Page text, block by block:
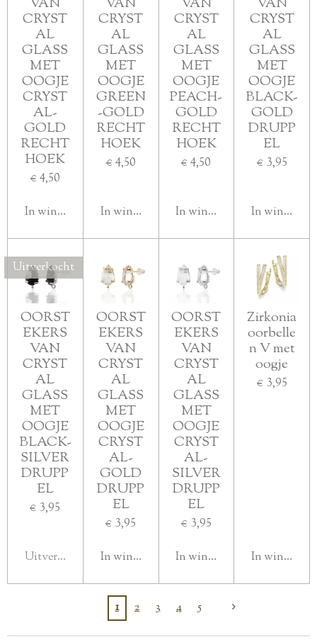
CRYST
AL
GLASS
MET
OOGJE
CRYST
AL-
GOLD
RECHT
HOEK
€ 4,50
In winkelwagen
CRYST
AL
GLASS
MET
OOGJE
GREEN
-GOLD
RECHT
HOEK
€ 4,50
In winkelwagen
CRYST
AL
GLASS
MET
OOGJE
PEACH-
GOLD
RECHT
HOEK
€ 4,50
In winkelwagen
CRYST
AL
GLASS
MET
OOGJE
BLACK-
GOLD
DRUPP
EL
€ 3,95
In
Uitverkocht
OORST
EKERS
VAN
CRYST
AL
GLASS
MET
OOGJE
BLACK-
SILVER
DRUPP
EL
€ 3,95
Uitverkocht
OORST
EKERS
VAN
CRYST
AL
GLASS
MET
OOGJE
CRYST
AL-
GOLD
DRUPP
EL
€ 3,95
In winkelwagen
OORST
EKERS
VAN
CRYST
AL
GLASS
MET
OOGJE
CRYST
AL-
SILVER
DRUPP
EL
€ 3,95
In winkelwagen
Zirkonia
oorbelle
n V met
oogje
€ 3,95
In
1 2 3 4 5